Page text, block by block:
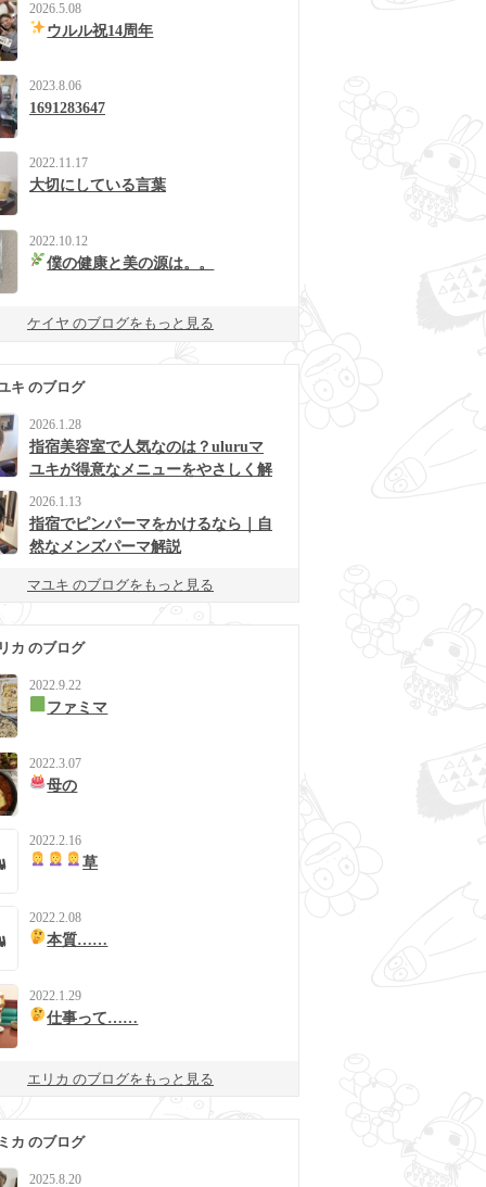
2026.5.08
ウルル祝14周年
2023.8.06
1691283647
2022.11.17
大切にしている言葉
2022.10.12
僕の健康と美の源は。。
ケイヤ のブログをもっと見る
キ のブログ
2026.1.28
指宿美容室で人気なのは？uluruマ
ユキが得意なメニューをやさしく解
2026.1.13
指宿でピンパーマをかけるなら｜自
然なメンズパーマ解説
マユキ のブログをもっと見る
カ のブログ
2022.9.22
ファミマ
2022.3.07
母の
2022.2.16
草
2022.2.08
本質……
2022.1.29
仕事って……
エリカ のブログをもっと見る
カ のブログ
2025.8.20